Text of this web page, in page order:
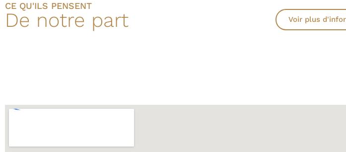
CE QU'ILS PENSENT
De notre part Voir plus